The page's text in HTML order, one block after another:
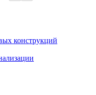
конструкций